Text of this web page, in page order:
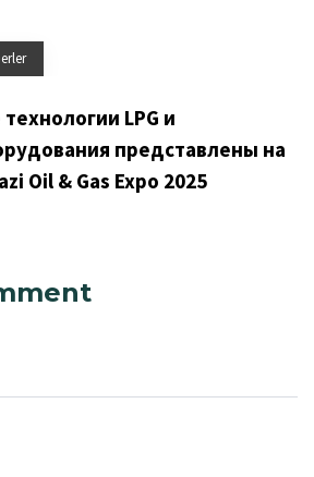
LPG и
представлены на
Oil & Gas Expo 2025